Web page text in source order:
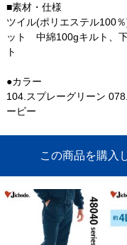
■素材・仕様
ツイル(ポリエステル100
ット 中綿100gキルト、
ト
●カラー
104.スプレーグリーン
ービー
この商品を購入